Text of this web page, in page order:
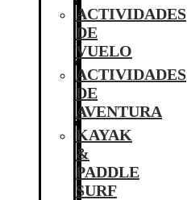
ACTIVIDADES
DE
VUELO
ACTIVIDADES
DE
AVENTURA
KAYAK
&
PADDLE
SURF